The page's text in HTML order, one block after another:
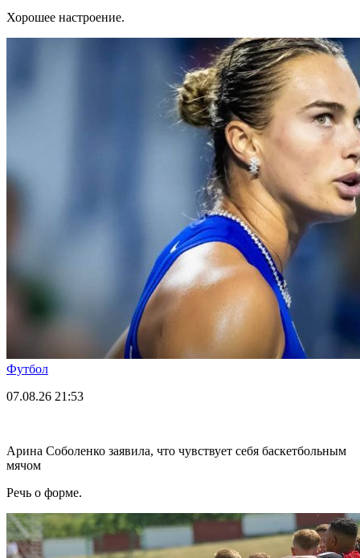
Хорошее настроение.
Футбол
07.08.26 21:53
Арина Соболенко заявила, что чувствует себя баскетбольным
мячом
Речь о форме.